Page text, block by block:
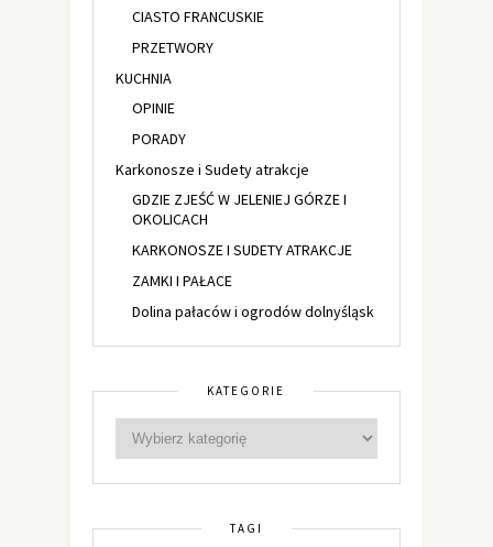
CIASTO FRANCUSKIE
PRZETWORY
KUCHNIA
OPINIE
PORADY
Karkonosze i Sudety atrakcje
GDZIE ZJEŚĆ W JELENIEJ GÓRZE I
OKOLICACH
KARKONOSZE I SUDETY ATRAKCJE
ZAMKI I PAŁACE
Dolina pałaców i ogrodów dolnyśląsk
KATEGORIE
TAGI